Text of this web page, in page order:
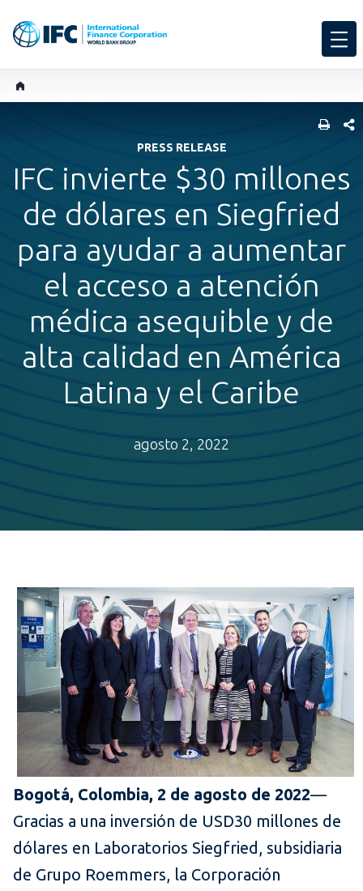
PRESS RELEASE
IFC invierte $30 millones
de dólares en Siegfried
para ayudar a aumentar
el acceso a atención
médica asequible y de
alta calidad en América
Latina y el Caribe
agosto 2, 2022
Bogotá, Colombia, 2 de agosto de 2022—
Gracias a una inversión de USD30 millones de
dólares en Laboratorios Siegfried, subsidiaria
de Grupo Roemmers, la Corporación